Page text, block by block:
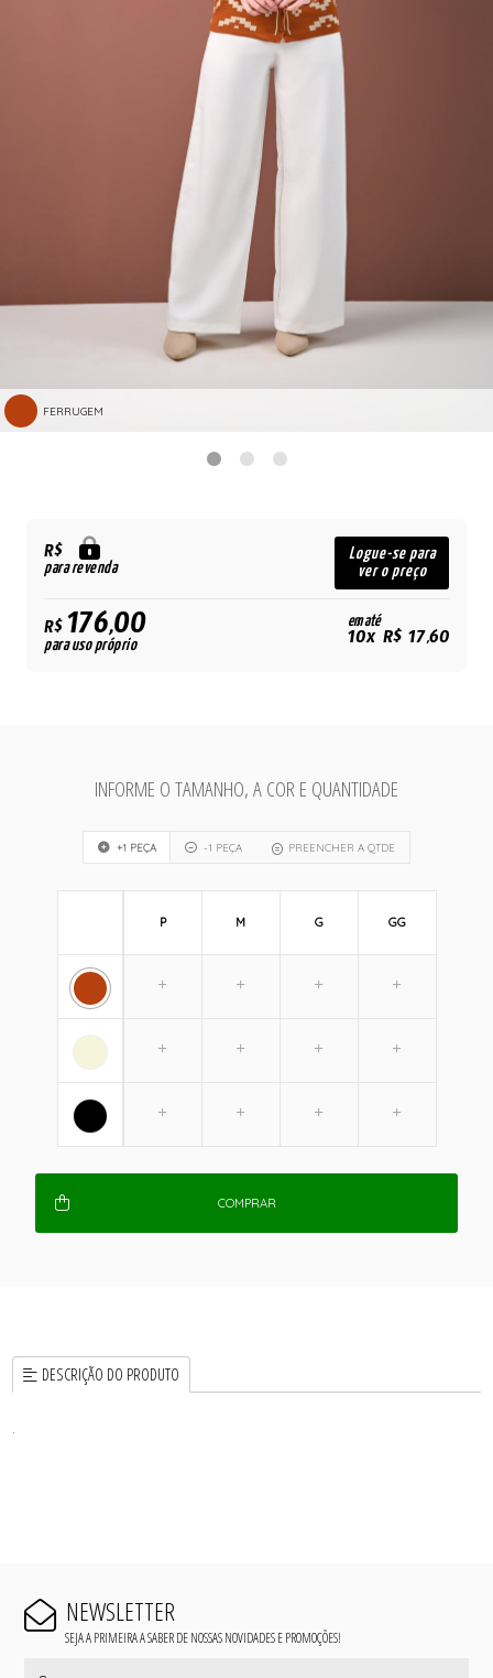
FERRUGEM
R$
para revenda
Logue-se para
ver o preço
R$176,00
para uso próprio
em até
10x R$ 17,60
INFORME O TAMANHO, A COR E QUANTIDADE
+1 PEÇA -1 PEÇA PREENCHER A QTDE
P M G GG
COMPRAR
DESCRIÇÃO DO PRODUTO
.
NEWSLETTER
SEJA A PRIMEIRA A SABER DE NOSSAS NOVIDADES E PROMOÇÕES!